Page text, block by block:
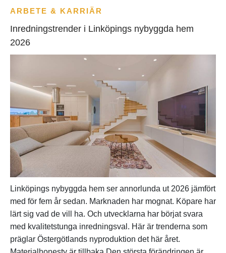
ARBETE & KARRIÄR
Inredningstrender i Linköpings nybyggda hem
2026
Linköpings nybyggda hem ser annorlunda ut 2026 jämfört
med för fem år sedan. Marknaden har mognat. Köpare har
lärt sig vad de vill ha. Och utvecklarna har börjat svara
med kvalitetstunga inredningsval. Här är trenderna som
präglar Östergötlands nyproduktion det här året.